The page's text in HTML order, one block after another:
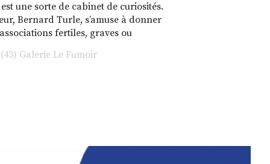
une sorte de cabinet de curiosités.
Bernard Turle, s’amuse à donner
fertiles, graves ou
fumeuses. Des oeuvres
font. liens avec les histoires un peu
en off du festival d’Auzon, cette
temporaire vous livre une
Galerie Le Fumoir